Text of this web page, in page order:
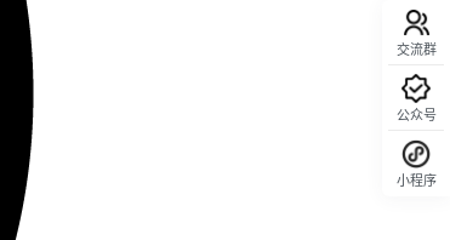
交流群
公众号
小程序